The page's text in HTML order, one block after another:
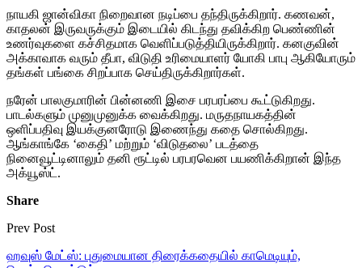
நாயகி ஜான்விகா நிறைவான நடிப்பை தந்திருக்கிறார். கணவன்,
காதலன் இருவருக்கும் இடையில் கிடந்து தவிக்கிற பெண்ணின்
உணர்வுகளை கச்சிதமாக வெளிப்படுத்தியிருக்கிறார். கனகுவின்
அக்காவாக வரும் தீபா, விடுதி உரிமையாளர் யோகி பாபு ஆகியோரும்
தங்கள் பங்கை சிறப்பாக செய்திருக்கிறார்கள்.
நரேன் பாலகுமாரின் பின்னணி இசை பரபரப்பை கூட்டுகிறது.
பாடல்களும் முனுமுனுக்க வைக்கிறது. மருதநாயகத்தின்
ஒளிப்பதிவு இயக்குனரோடு இணைந்து கதை சொல்கிறது.
ஆங்காங்கே ‘கைதி’ மற்றும் ‘விடுதலை’ படத்தை
நினைவூட்டினாலும் தனி ரூட்டில் பரபரவென பயணிக்கிறான் இந்த
அக்யூஸ்ட்.
Share
Prev Post
ஹவுஸ் மேட்ஸ்: புதுமையான திரைக்கதையில் காமெடியும்,